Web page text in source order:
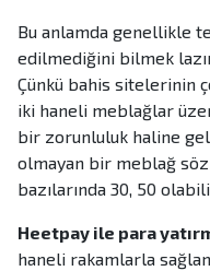
Bu anlamda genellikle
edilmediğini bilmek
Çünkü bahis sitelerinin
iki haneli meblağlar
bir zorunluluk haline
olmayan bir meblağ
bazılarında 30, 50
Heetpay ile para
haneli rakamlarla